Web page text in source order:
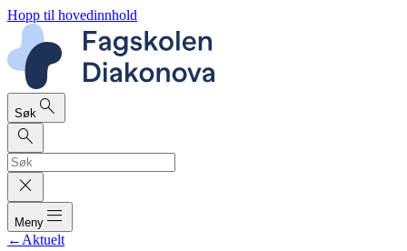
Hopp til hovedinnhold
Søk search
search
close
Meny dehaze
← Aktuelt